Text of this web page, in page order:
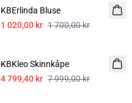
KBErlinda Bluse
1 020,00 kr 1 700,00 kr
KBKleo Skinnkåpe
4 799,40 kr 7 999,00 kr